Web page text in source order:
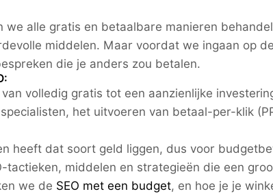
we alle gratis en betaalbare manieren
middelen. Maar voordat we ingaan op
die je anders zou betalen.
van volledig gratis tot een aanzienlijke
het uitvoeren van betaal-per-klik
heeft dat soort geld liggen, dus voor
tactieken, middelen en strategieën die een
we de SEO met een budget, en hoe je je